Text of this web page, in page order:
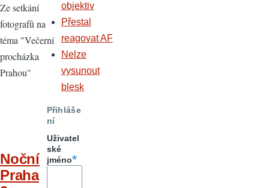
Ze setkání
fotografů na
téma "Večerní
procházka
Prahou"
Noční
Praha
objektiv
Přestal
reagovat AF
Nelze
vysunout
blesk
Přihláše
ní
Uživatel
ské
jméno